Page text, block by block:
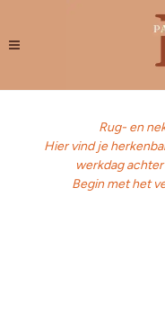
Rug- en
Hier vind je
werkdag
Begin met het